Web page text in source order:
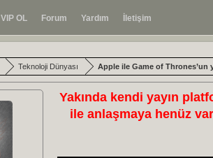
VIP OL Forum Yardım İletişim
Teknoloji Dünyası Apple ile Game of Thrones’un
Yakında kendi yayın
ile anlaşmaya henüz